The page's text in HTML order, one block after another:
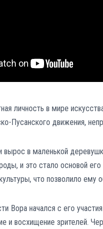
личность в мире
Пусанского движения,
вырос в маленькой
и это стало основой
что позволило ему
Вора начался с его
и восхищение зрителей.